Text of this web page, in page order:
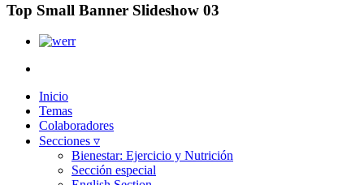
Top Small Banner Slideshow 03
Inicio
Temas
Colaboradores
Secciones ▿
Bienestar: Ejercicio y Nutrición
Sección especial